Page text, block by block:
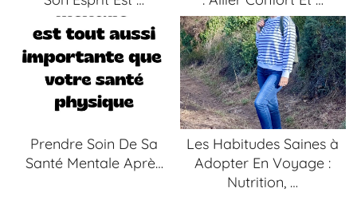
Prendre Soin De Sa
Santé Mentale Aprè…
Les Habitudes Saines à
Adopter En Voyage :
Nutrition, …